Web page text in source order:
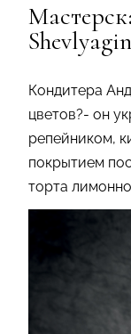
Кондитера
цветов?- он
репейником,
покрытием
торта